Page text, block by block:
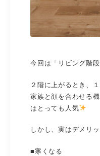
今回は「リビング階段
２階に上がるとき、
家族と顔を合わせる
はとっても人気
しかし、実はデメリッ
■寒くなる